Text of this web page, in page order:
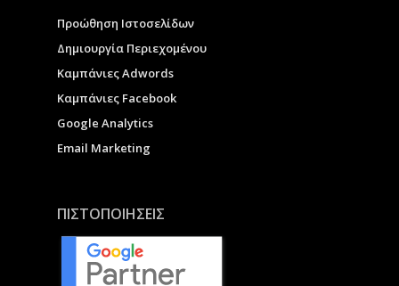
Προώθηση Ιστοσελίδων
Δημιουργία Περιεχομένου
Καμπάνιες Adwords
Καμπάνιες Facebook
Google Analytics
Email Marketing
ΠΙΣΤΟΠΟΙΗΣΕΙΣ